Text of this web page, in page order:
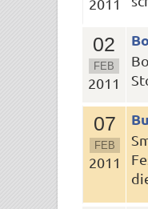
2011
02
FEB
2011
07
FEB
2011